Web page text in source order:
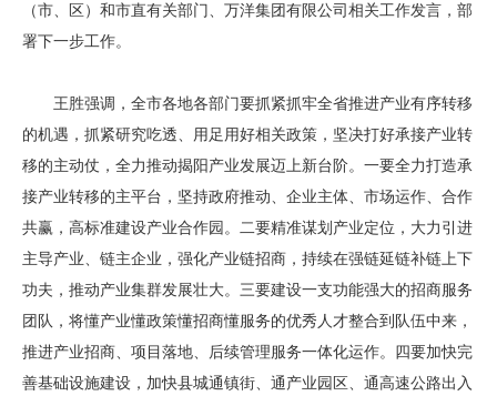
（市、区）和市直有关部门、万洋集团有限公司相关工作发言，部
署下一步工作。
王胜强调，全市各地各部门要抓紧抓牢全省推进产业有序转移
的机遇，抓紧研究吃透、用足用好相关政策，坚决打好承接产业转
移的主动仗，全力推动揭阳产业发展迈上新台阶。一要全力打造承
接产业转移的主平台，坚持政府推动、企业主体、市场运作、合作
共赢，高标准建设产业合作园。二要精准谋划产业定位，大力引进
主导产业、链主企业，强化产业链招商，持续在强链延链补链上下
功夫，推动产业集群发展壮大。三要建设一支功能强大的招商服务
团队，将懂产业懂政策懂招商懂服务的优秀人才整合到队伍中来，
推进产业招商、项目落地、后续管理服务一体化运作。四要加快完
善基础设施建设，加快县城通镇街、通产业园区、通高速公路出入